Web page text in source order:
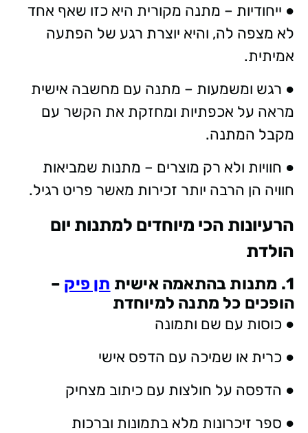
● ייחודיות – מתנה מקורית היא כזו שאף אחד
לא מצפה לה, והיא יוצרת רגע של הפתעה
אמיתית.
● רגש ומשמעות – מתנה עם מחשבה אישית
מראה על אכפתיות ומחזקת את הקשר עם
מקבל המתנה.
● חוויות ולא רק מוצרים – מתנות שמביאות
חוויה הן הרבה יותר זכירות מאשר פריט רגיל.
הרעיונות הכי מיוחדים למתנות יום
הולדת
1. מתנות בהתאמה אישית תן פיק –
הופכים כל מתנה למיוחדת
● כוסות עם שם ותמונה
● כרית או שמיכה עם הדפס אישי
● הדפסה על חולצות עם כיתוב מצחיק
● ספר זיכרונות מלא בתמונות וברכות